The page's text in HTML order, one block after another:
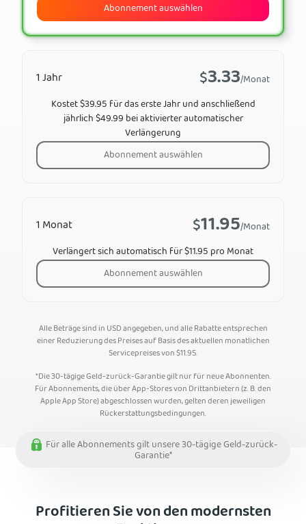
1 Monat $11.95/Monat
Verlängert sich automatisch für $11.95 pro Monat
Abonnement auswählen
Abonnement auswählen
1 Jahr $3.33/Monat
Kostet $39.95 für das erste Jahr und anschließend
jährlich $49.99 bei aktivierter automatischer
Verlängerung
Abonnement auswählen
Alle Beträge sind in USD angegeben, und alle Rabatte entsprechen
einer Reduzierung des Preises auf Basis des aktuellen monatlichen
Servicepreises von$11.95.
*Die 30-tägige Geld-zurück-Garantie gilt nur für neue Abonnenten.
Für Abonnements, die über App-Stores von Drittanbietern (z. B. den
Apple App Store) abgeschlossen wurden, gelten deren jeweiligen
Rückerstattungsbedingungen.
Für alle Abonnements gilt unsere 30-tägige Geld-zurück-
Garantie*
Profitieren Sie von den modernsten